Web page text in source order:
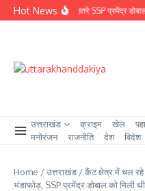
Skip to content
Hot News
ग्राउंड जीरो पर उतरे SSP प्रमेंद्र
उत्तराखंड क्राइम खेल
मनोरंजन
राजनीति देश विदेश
Home /उत्तराखंड /कैंट क्षेत्र में चल
भंडाफोड़, SSP प्रमेंद्र डोबाल को मिली